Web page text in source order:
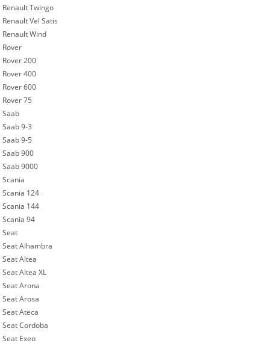
Renault Twingo
Renault Vel Satis
Renault Wind
Rover
Rover 200
Rover 400
Rover 600
Rover 75
Saab
Saab 9-3
Saab 9-5
Saab 900
Saab 9000
Scania
Scania 124
Scania 144
Scania 94
Seat
Seat Alhambra
Seat Altea
Seat Altea XL
Seat Arona
Seat Arosa
Seat Ateca
Seat Cordoba
Seat Exeo